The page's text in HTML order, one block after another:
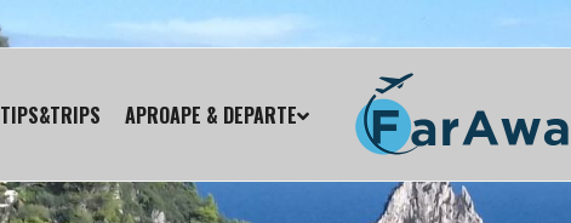
TIPS&TRIPS APROAPE & DEPARTE